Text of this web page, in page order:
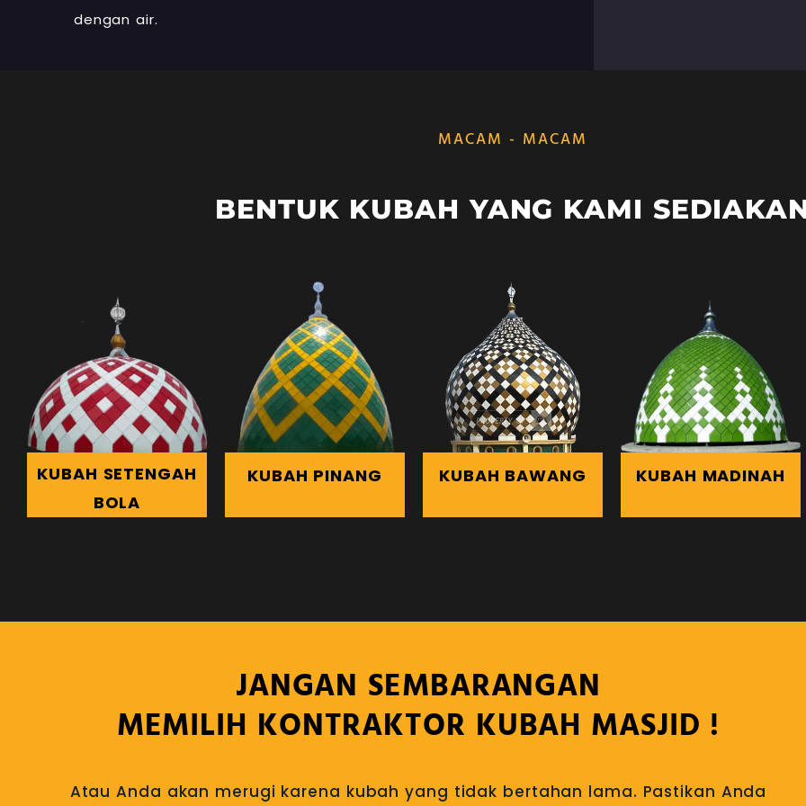
dengan air.
MACAM - MACAM
BENTUK KUBAH YANG KAMI
KUBAH SETENGAH
BOLA
KUBAH PINANG KUBAH BAWANG KUBAH MADINAH
JANGAN SEMBARANGAN
MEMILIH KONTRAKTOR KUBAH MASJID !
Atau Anda akan merugi karena kubah yang tidak bertahan lama. Pastikan Anda